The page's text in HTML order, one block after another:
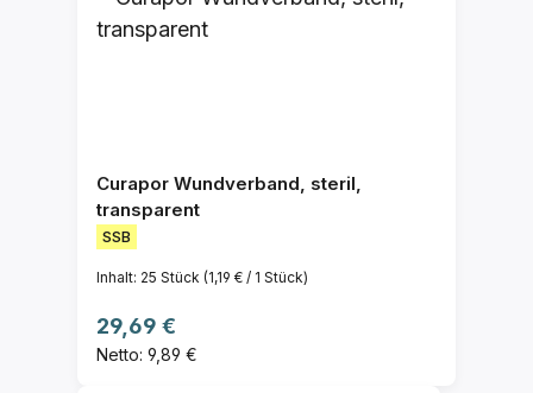
Curapor Wundverband, steril,
transparent
SSB
Inhalt: 25 Stück (1,19 € / 1 Stück)
Regulärer Preis:
29,69 €
Netto: 9,89 €